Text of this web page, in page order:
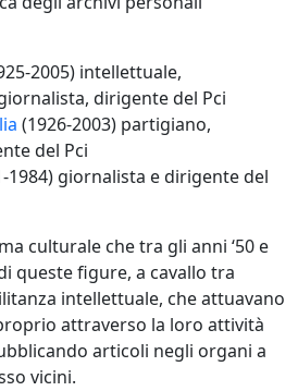
2005) intellettuale,
dirigente del Pci
(1926-2003) partigiano,
del Pci
1984) giornalista e dirigente del
culturale che tra gli anni ‘50 e
queste figure, a cavallo tra
intellettuale, che attuavano
attraverso la loro attività
articoli negli organi a
vicini.